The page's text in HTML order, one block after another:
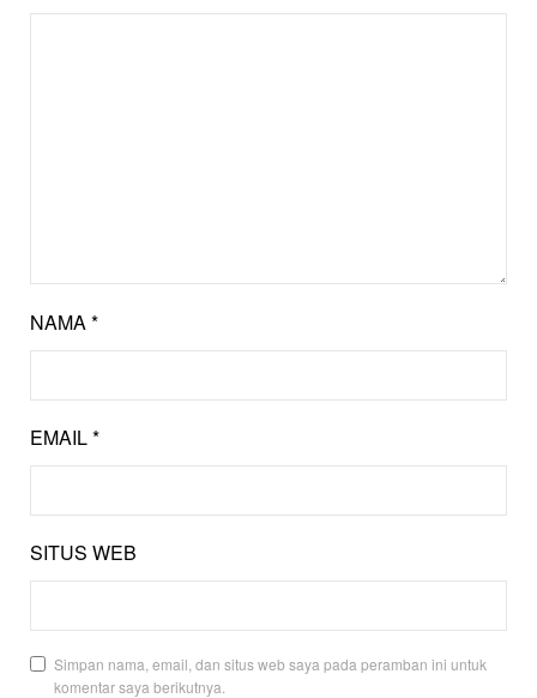
NAMA*
EMAIL*
SITUS WEB
Simpan nama, email, dan situs web saya pada peramban ini untuk
komentar saya berikutnya.